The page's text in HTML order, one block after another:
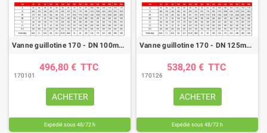
Vanne guillotine 170 - DN 100mm - FTE/NBR - fin de course
496,80 € TTC
170101
ACHETER
Expédié sous 48/72 h
Vanne guillotine 170 - DN 125mm - FTE/NBR - fin de course
538,20 € TTC
170126
ACHETER
Expédié sous 48/72 h